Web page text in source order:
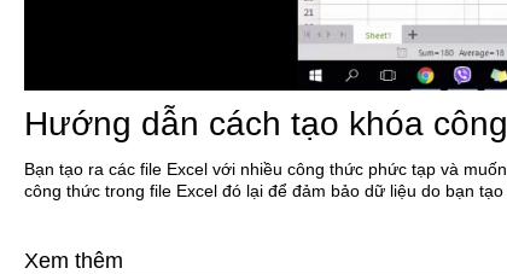
Hướng dẫn cách tạo khóa
Bạn tạo ra các file Excel với nhiều công thức phức tạp và
công thức trong file Excel đó lại để đảm bảo dữ liệu do bạn tạo
Xem thêm